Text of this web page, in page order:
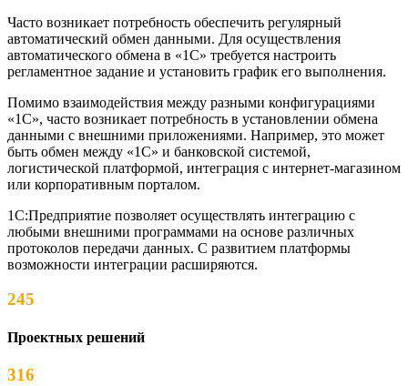
Часто возникает потребность обеспечить регулярный
автоматический обмен данными. Для осуществления
автоматического обмена в «1С» требуется настроить
регламентное задание и установить график его выполнения.
Помимо взаимодействия между разными конфигурациями
«1С», часто возникает потребность в установлении обмена
данными с внешними приложениями. Например, это может
быть обмен между «1С» и банковской системой,
логистической платформой, интеграция с интернет-магазином
или корпоративным порталом.
1С:Предприятие позволяет осуществлять интеграцию с
любыми внешними программами на основе различных
протоколов передачи данных. С развитием платформы
возможности интеграции расширяются.
245
Проектных решений
316